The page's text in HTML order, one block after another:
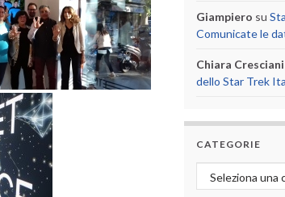
Giampiero su
Comunicate le
Chiara Cresciani
dello Star Trek
CATEGORIE
Categorie